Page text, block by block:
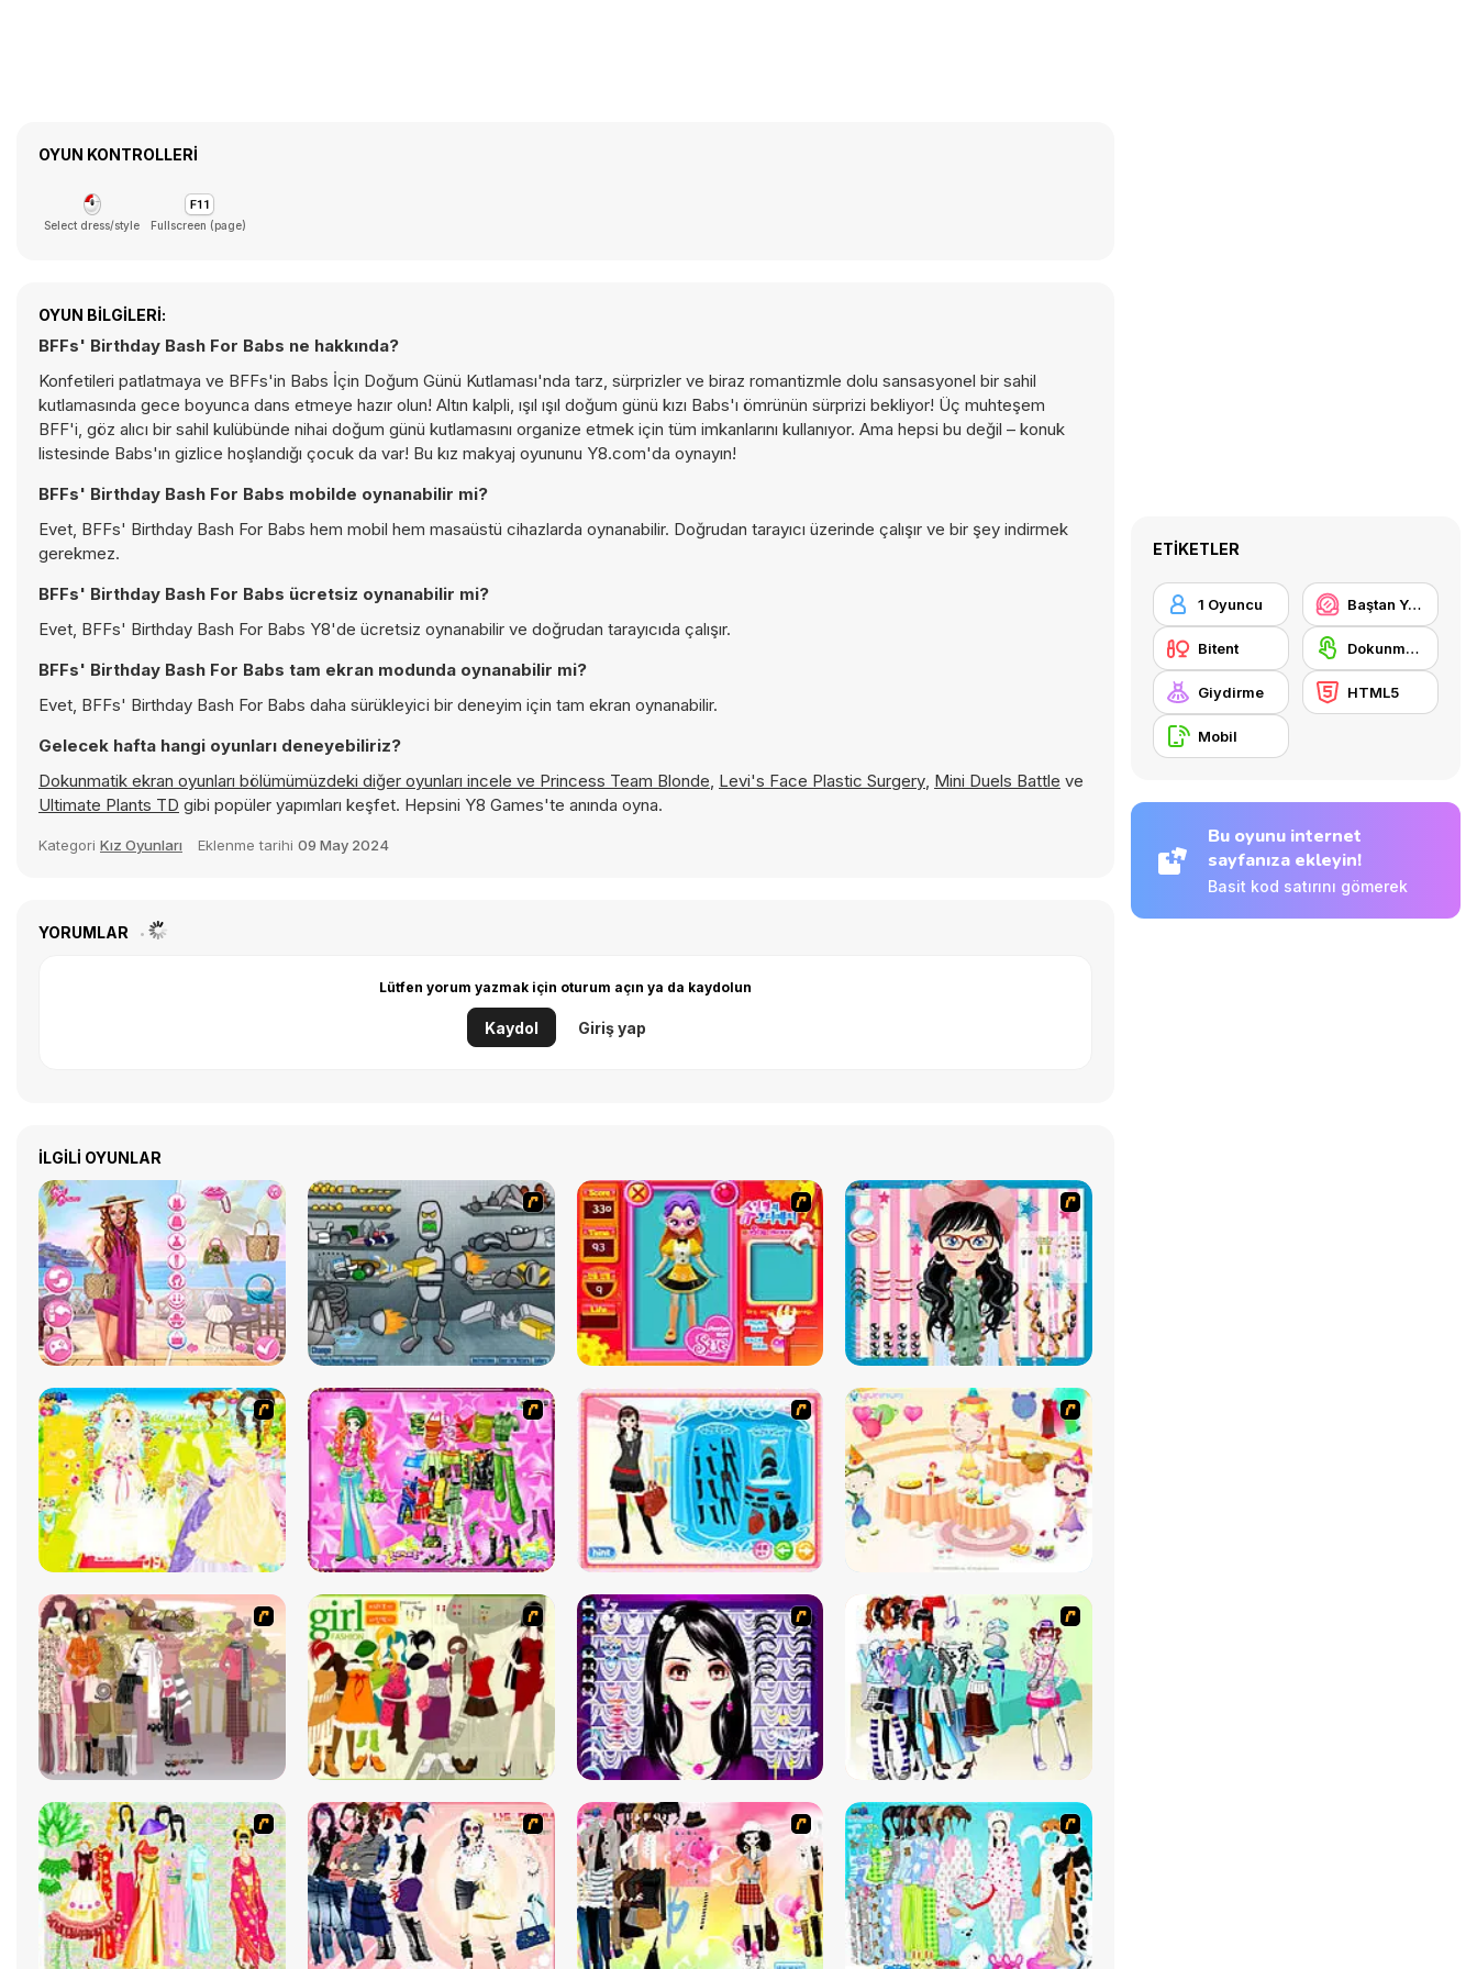
OYUN KONTROLLERI
Select dress/style Fullscreen (page)
OYUN BILGILERI:
BFFs' Birthday Bash For Babs ne hakkında?
Konfetileri patlatmaya ve BFFs'in Babs İçin Doğum Günü Kutlaması'nda tarz, sürprizler ve biraz romantizmle dolu sansasyonel bir sahil
kutlamasında gece boyunca dans etmeye hazır olun! Altın kalpli, ışıl ışıl doğum günü kızı Babs'ı ömrünün sürprizi bekliyor! Üç muhteşem
BFF'i, göz alıcı bir sahil kulübünde nihai doğum günü kutlamasını organize etmek için tüm imkanlarını kullanıyor. Ama hepsi bu değil – konuk
listesinde Babs'ın gizlice hoşlandığı çocuk da var! Bu kız makyaj oyununu Y8.com'da oynayın!
BFFs' Birthday Bash For Babs mobilde oynanabilir mi?
Evet, BFFs' Birthday Bash For Babs hem mobil hem masaüstü cihazlarda oynanabilir. Doğrudan tarayıcı üzerinde çalışır ve bir şey indirmek
gerekmez.
BFFs' Birthday Bash For Babs ücretsiz oynanabilir mi?
Evet, BFFs' Birthday Bash For Babs Y8'de ücretsiz oynanabilir ve doğrudan tarayıcıda çalışır.
BFFs' Birthday Bash For Babs tam ekran modunda oynanabilir mi?
Evet, BFFs' Birthday Bash For Babs daha sürükleyici bir deneyim için tam ekran oynanabilir.
Gelecek hafta hangi oyunları deneyebiliriz?
Dokunmatik ekran oyunları bölümümüzdeki diğer oyunları incele ve Princess Team Blonde, Levi's Face Plastic Surgery, Mini Duels Battle ve
Ultimate Plants TD gibi popüler yapımları keşfet. Hepsini Y8 Games'te anında oyna.
Kategori Kız Oyunları Eklenme tarihi 09 May 2024
YORUMLAR
Lütfen yorum yazmak için oturum açın ya da kaydolun
Kaydol Giriş yap
İLGILI OYUNLAR
ETIKETLER
1 Oyuncu Baştan Yaratma / Makyaj
Bitent Dokunmatik ekran
Giydirme HTML5
Mobil
Bu oyunu internet
sayfanıza ekleyin!
Basit kod satırını gömerek